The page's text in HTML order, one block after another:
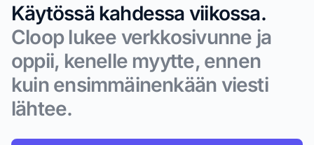
Käytössä kahdessa viikossa.
Cloop lukee verkkosivunne ja
oppii, kenelle myytte, ennen
kuin ensimmäinenkään viesti
lähtee.